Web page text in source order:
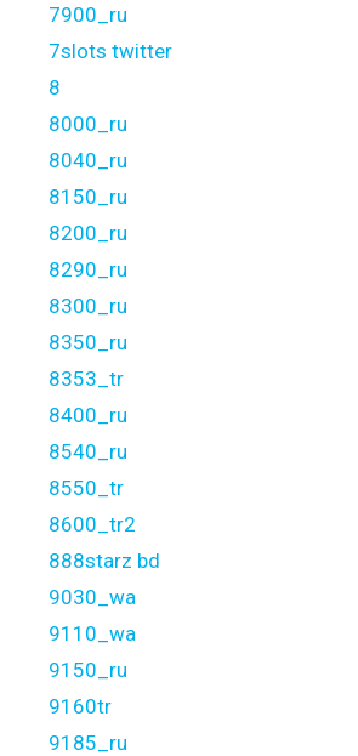
7900_ru
7slots twitter
8
8000_ru
8040_ru
8150_ru
8200_ru
8290_ru
8300_ru
8350_ru
8353_tr
8400_ru
8540_ru
8550_tr
8600_tr2
888starz bd
9030_wa
9110_wa
9150_ru
9160tr
9185_ru